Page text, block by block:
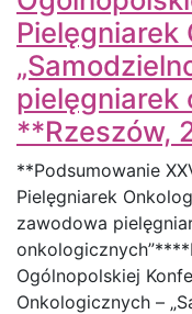
Pielęgniarek
pielęgniarek
**Rzeszów,
**Podsumowanie
Pielęgniarek
zawodowa
Ogólnopolskiej
Onkologicznych –